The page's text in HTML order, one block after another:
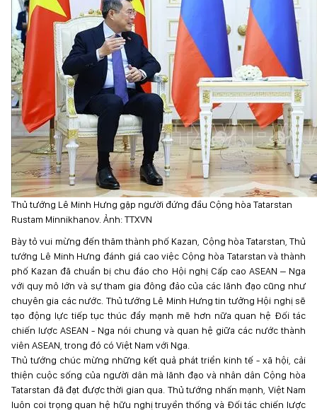
Thủ tướng Lê Minh Hưng gặp người đứng đầu Cộng hòa Tatarstan
Rustam Minnikhanov. Ảnh: TTXVN
Bày tỏ vui mừng đến thăm thành phố Kazan, Cộng hòa Tatarstan, Thủ
tướng Lê Minh Hưng đánh giá cao việc Cộng hòa Tatarstan và thành
phố Kazan đã chuẩn bị chu đáo cho Hội nghị Cấp cao ASEAN – Nga
với quy mô lớn và sự tham gia đông đảo của các lãnh đạo cũng như
chuyên gia các nước. Thủ tướng Lê Minh Hưng tin tưởng Hội nghị sẽ
tạo động lực tiếp tục thúc đẩy mạnh mẽ hơn nữa quan hệ Đối tác
chiến lược ASEAN - Nga nói chung và quan hệ giữa các nước thành
viên ASEAN, trong đó có Việt Nam với Nga.
Thủ tướng chúc mừng những kết quả phát triển kinh tế - xã hội, cải
thiện cuộc sống của người dân mà lãnh đạo và nhân dân Cộng hòa
Tatarstan đã đạt được thời gian qua. Thủ tướng nhấn mạnh, Việt Nam
luôn coi trọng quan hệ hữu nghị truyền thống và Đối tác chiến lược